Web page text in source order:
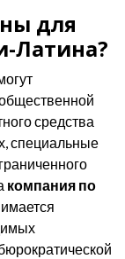
для
Латина?
средства
специальные
компания по